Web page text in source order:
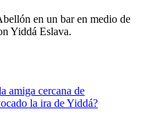
en un bar en medio de
Yiddá Eslava.